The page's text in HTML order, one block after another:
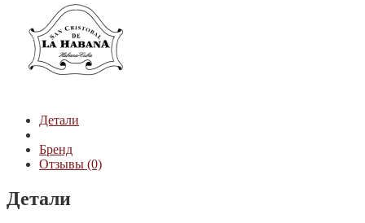
Детали
Бренд
Отзывы (0)
Детали